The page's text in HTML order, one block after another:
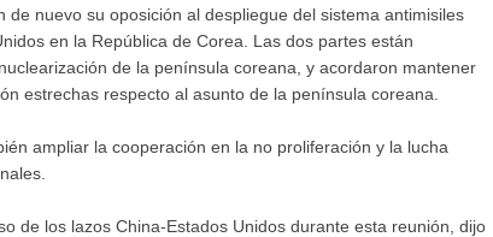
de nuevo su oposición al despliegue del sistema antimisiles
en la República de Corea. Las dos partes están
de la península coreana, y acordaron mantener
estrechas respecto al asunto de la península coreana.
ampliar la cooperación en la no proliferación y la lucha
de los lazos China-Estados Unidos durante esta reunión, dijo